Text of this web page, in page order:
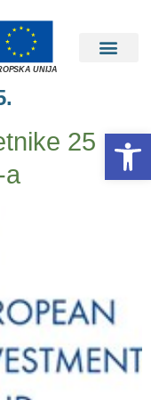
UNIJA
25
a